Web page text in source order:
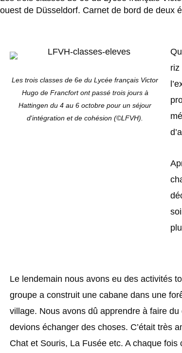
ouest de Düsseldorf. Carnet de bord de deux
Les trois classes de 6e du Lycée français Victor
Hugo de Francfort ont passé trois jours à
Hattingen du 4 au 6 octobre pour un séjour
d'intégration et de cohésion (©LFVH).
riz
Le lendemain nous avons eu des activités
groupe a construit une cabane dans une
village. Nous avons dû apprendre à faire
devions échanger des choses. C’était très
Chat et Souris, La Fusée etc. A chaque fois